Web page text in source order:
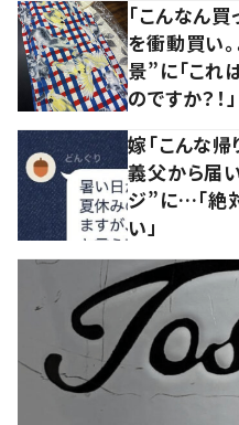
「こんなん
を衝動買い
景”に「これ
のですか？！」
嫁「こんな帰
義父から届
ジ”に…「絶
い」